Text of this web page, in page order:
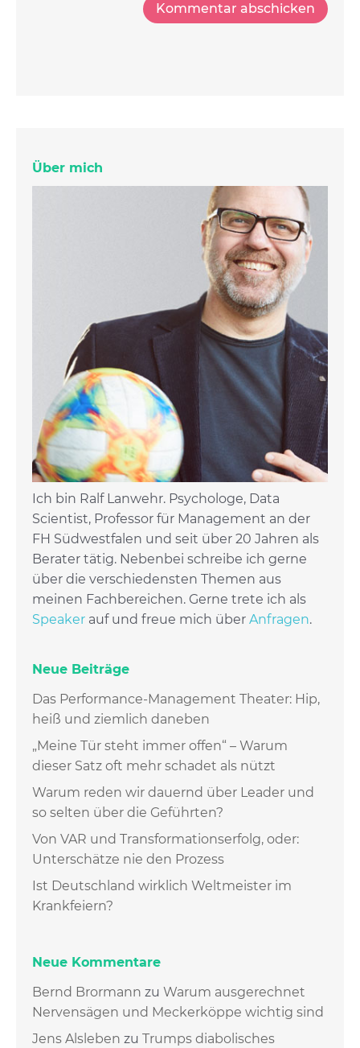
Kommentar abschicken
Über mich
Ich bin Ralf Lanwehr. Psychologe, Data
Scientist, Professor für Management an der
FH Südwestfalen und seit über 20 Jahren als
Berater tätig. Nebenbei schreibe ich gerne
über die verschiedensten Themen aus
meinen Fachbereichen. Gerne trete ich als
Speaker auf und freue mich über Anfragen.
Neue Beiträge
Das Performance-Management Theater: Hip,
heiß und ziemlich daneben
„Meine Tür steht immer offen“ – Warum
dieser Satz oft mehr schadet als nützt
Warum reden wir dauernd über Leader und
so selten über die Geführten?
Von VAR und Transformationserfolg, oder:
Unterschätze nie den Prozess
Ist Deutschland wirklich Weltmeister im
Krankfeiern?
Neue Kommentare
Bernd Brormann zu Warum ausgerechnet
Nervensägen und Meckerköppe wichtig sind
Jens Alsleben zu Trumps diabolisches